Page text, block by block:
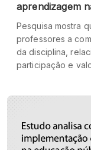
aprendizagem
Pesquisa mostra
professores a
da disciplina,
participação e